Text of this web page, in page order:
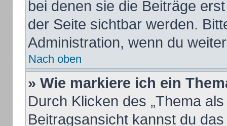
bei denen sie die Beiträge
der Seite sichtbar werden.
Administration, wenn du
Nach oben
» Wie markiere ich ein
Durch Klicken des „Thema
Beitragsansicht kannst du